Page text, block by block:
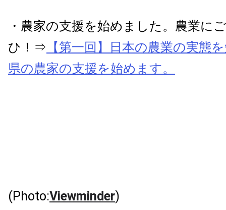
・農家の支援を始めました。農業に
ひ！⇒ 【第一回】日本の農業の実態
県の農家の支援を始めます。
(Photo:Viewminder)